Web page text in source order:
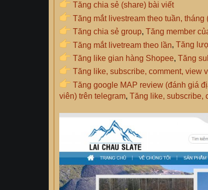
Tăng chia sẻ (share) bài viết
Tăng mắt livestream theo tuần, tháng
Tăng chia sẻ group,Tăng member
Tăng mắt livetream theo lần, Tăng
Tăng like gian hàng Shopee,Tăng
Tăng like, subscribe, comment, view
Tăng google MAP review (đánh giá
viên) trên telegram, Tăng like, subscribe,